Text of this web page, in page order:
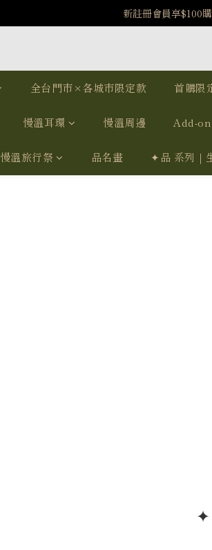
️8/6-8/12 第一波古文明
新註冊會員享$100
️8/6-8/12 第一波古文明
全台門市×各城市限定款 首購限
慢溫耳環 慢溫周邊 Add-
慢溫旅行祭 品名畫 ✦品 系列｜
✦